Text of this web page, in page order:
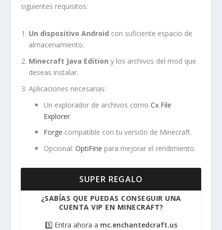
siguientes requisitos:
Un dispositivo Android con suficiente espacio de
almacenamiento.
Minecraft Java Edition y los archivos del mod que
deseas instalar.
Aplicaciones necesarias:
Un explorador de archivos comoCx File
Explorer.
Forge compatible con tu versión de Minecraft.
Opcional:OptiFine para mejorar el rendimiento.
SUPER REGALO
¿SABÍAS QUE PUEDAS CONSEGUIR UNA
CUENTA VIP EN MINECRAFT?
1️⃣ Entra ahora a mc.enchantedcraft.us